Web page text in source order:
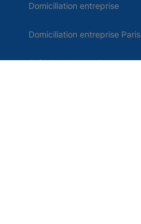
Domiciliation entreprise
Domiciliation entreprise Paris
Création d'entreprise